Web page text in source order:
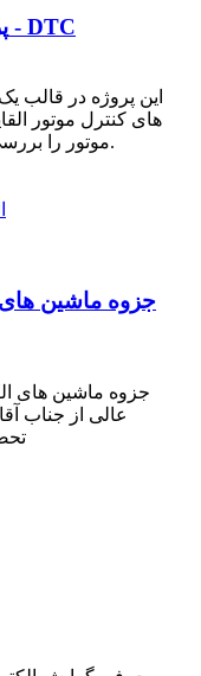
پروژه روش های کنترل موتور القایی - DTC
این پروژه در قالب
های کنترل موتور
موتور را بررسی و در محیط سیمولینک مدلسازی می کند.
جزوه ماشین های الکتریکی 3-
عالی از جناب